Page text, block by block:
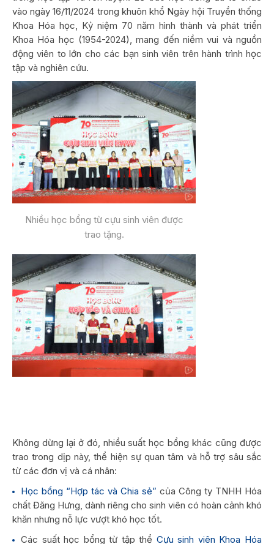
vào ngày 16/11/2024 trong khuôn khổ Ngày hội Truyền thống
Khoa Hóa học, Kỷ niệm 70 năm hình thành và phát triển
Khoa Hóa học (1954-2024), mang đến niềm vui và nguồn
động viên to lớn cho các bạn sinh viên trên hành trình học
tập và nghiên cứu.
Nhiều học bổng từ cựu sinh viên được
trao tặng.
Không dừng lại ở đó, nhiều suất học bổng khác cũng được
trao trong dịp này, thể hiện sự quan tâm và hỗ trợ sâu sắc
từ các đơn vị và cá nhân:
Học bổng “Hợp tác và Chia sẻ” của Công ty TNHH Hóa
chất Đăng Hưng, dành riêng cho sinh viên có hoàn cảnh khó
khăn nhưng nỗ lực vượt khó học tốt.
Các suất học bổng từ tập thể Cựu sinh viên Khoa Hóa